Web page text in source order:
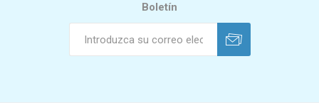
Boletín